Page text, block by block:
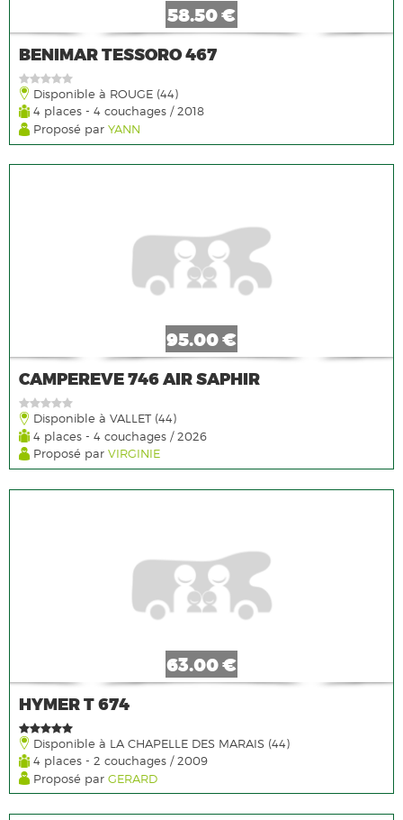
58.50 €
BENIMAR TESSORO 467
Disponible à ROUGE (44)
4 places - 4 couchages / 2018
Proposé parYANN
95.00 €
CAMPEREVE 746 AIR SAPHIR
Disponible à VALLET (44)
4 places - 4 couchages / 2026
Proposé parVIRGINIE
63.00 €
HYMER T 674
Disponible à LA CHAPELLE DES MARAIS (44)
4 places - 2 couchages / 2009
Proposé parGERARD